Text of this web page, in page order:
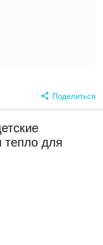
Поделиться
для